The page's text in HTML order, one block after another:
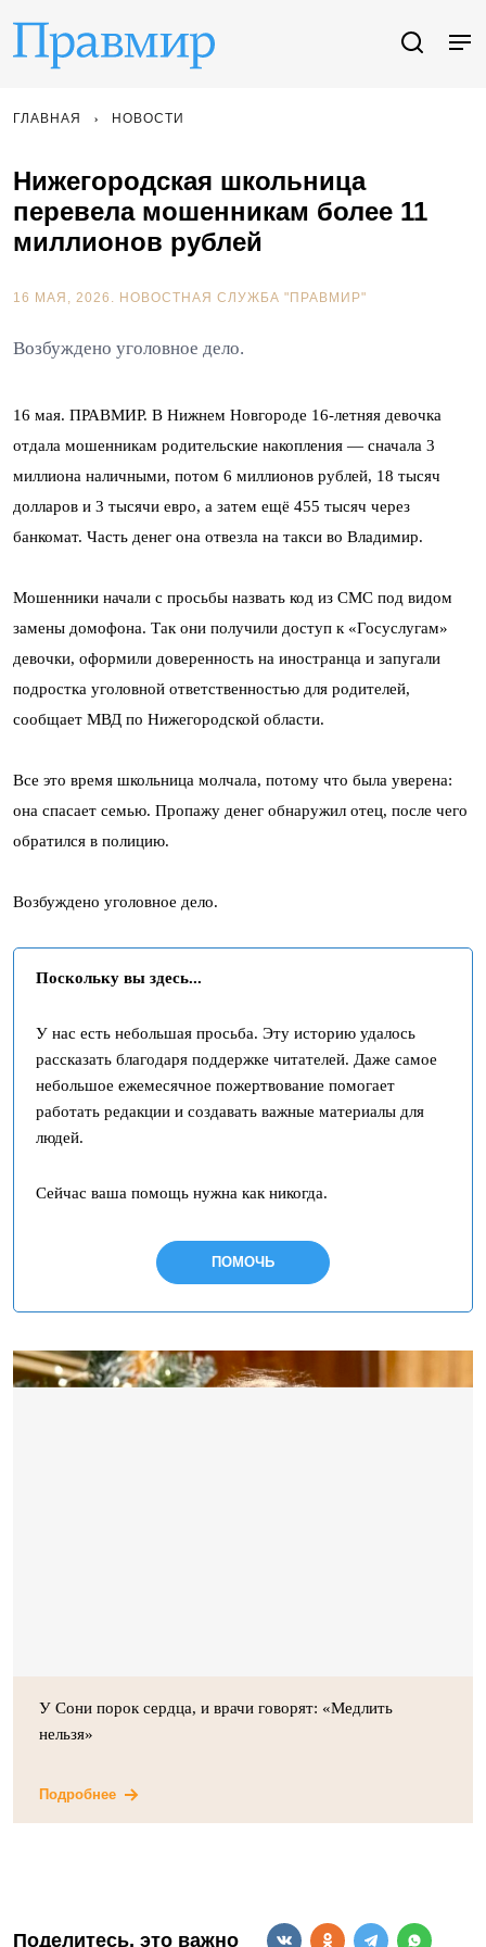
ГЛАВНАЯ НОВОСТИ
Нижегородская школьница
перевела мошенникам более 11
миллионов рублей
16 МАЯ, 2026. НОВОСТНАЯ СЛУЖБА "ПРАВМИР"
Возбуждено уголовное дело.
16 мая. ПРАВМИР. В Нижнем Новгороде 16-летняя девочка
отдала мошенникам родительские накопления — сначала 3
миллиона наличными, потом 6 миллионов рублей, 18 тысяч
долларов и 3 тысячи евро, а затем ещё 455 тысяч через
банкомат. Часть денег она отвезла на такси во Владимир.
Мошенники начали с просьбы назвать код из СМС под видом
замены домофона. Так они получили доступ к «Госуслугам»
девочки, оформили доверенность на иностранца и запугали
подростка уголовной ответственностью для родителей,
сообщает МВД по Нижегородской области.
Все это время школьница молчала, потому что была уверена:
она спасает семью. Пропажу денег обнаружил отец, после чего
обратился в полицию.
Возбуждено уголовное дело.
Поскольку вы здесь...
У нас есть небольшая просьба. Эту историю удалось
рассказать благодаря поддержке читателей. Даже самое
небольшое ежемесячное пожертвование помогает
работать редакции и создавать важные материалы для
людей.
Сейчас ваша помощь нужна как никогда.
ПОМОЧЬ
У Сони порок сердца, и врачи говорят: «Медлить
нельзя»
Подробнее
Поделитесь, это важно